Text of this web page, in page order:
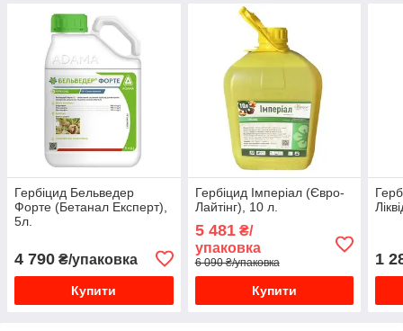
Гербіцид Бельведер
Форте (Бетанал Експерт),
5л.
4 790 ₴/упаковка
Купити
Гербіцид Імперіал (Євро-
Лайтінг), 10 л.
5 481₴/
упаковка
6 090 ₴/упаковка
Купити
1